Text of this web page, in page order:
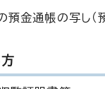
金通帳の写し（